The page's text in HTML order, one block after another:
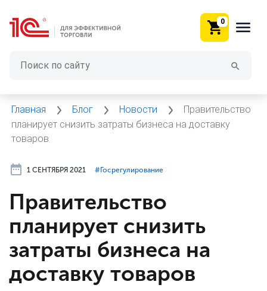
0
Главная Блог Новости
Правительство
планирует снизить затраты бизнеса на доставку
товаров
1 СЕНТЯБРЯ 2021 #⁣Госрегулирование
Правительство
планирует снизить
затраты бизнеса на
доставку товаров